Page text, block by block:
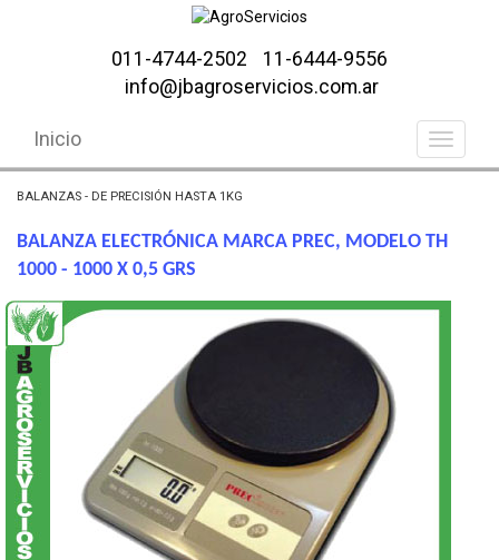
011-4744-2502
11-6444-9556
info@jbagroservicios.com.ar
Inicio
BALANZAS - DE PRECISIÓN HASTA 1KG
BALANZA ELECTRÓNICA MARCA PREC, MODELO TH
1000 - 1000 X 0,5 GRS